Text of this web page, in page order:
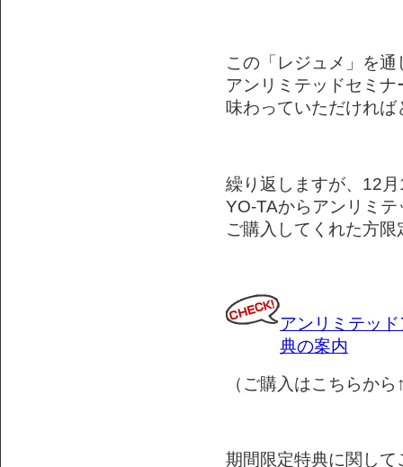
この「レジュメ」を通
アンリミテッドセミナ
味わっていただければ
繰り返しますが、12
YO-TAからアンリミ
ご購入してくれた方
アンリミテッ
典の案内
（ご購入はこちらから
期間限定特典に関し